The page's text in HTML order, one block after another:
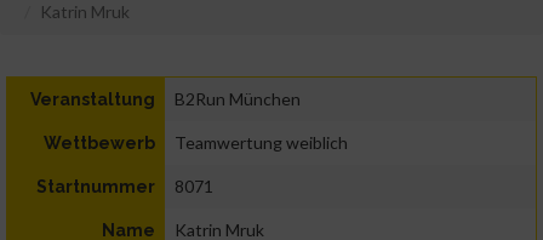
Katrin Mruk
Veranstaltung B2Run München
Wettbewerb Teamwertung weiblich
Startnummer 8071
Name Katrin Mruk